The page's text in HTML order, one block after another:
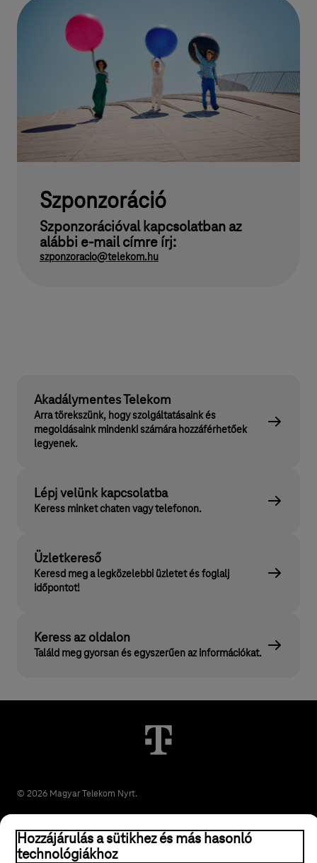
Szponzoráció
Szponzorációval kapcsolatban az
alábbi e-mail címre írj:
szponzoracio@telekom.hu
Akadálymentes Telekom
Arra törekszünk, hogy szolgáltatásaink és
megoldásaink mindenki számára hozzáférhetőek
legyenek.
Lépj velünk kapcsolatba
Keress minket chaten vagy telefonon.
Üzletkereső
Keresd meg a legközelebbi üzletet és foglalj
időpontot!
Keress az oldalon
Találd meg gyorsan és egyszerűen az információkat.
© 2026 Magyar Telekom Nyrt.
Jogi tudnivalók
Hozzájárulás a sütikhez és más hasonló
technológiákhoz